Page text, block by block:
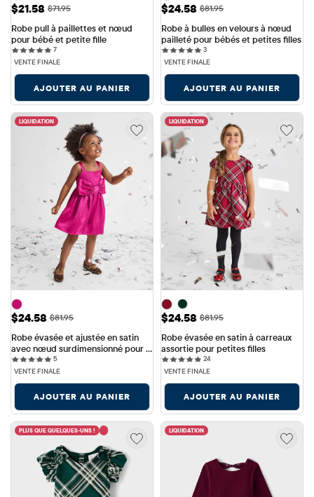
Prix ​​de vente: $21.58
$21.58 Prix ​​d'origine: $71.95
$71.95
Robe pull à paillettes et nœud
pour bébé et petite fille
77 reviews
VENTE FINALE
AJOUTER AU PANIER
Prix ​​de vente: $24.58
$24.58 Prix ​​d'origine: $81.95
$81.95
Robe à bulles en velours à nœud
pailleté pour bébés et petites filles
33 reviews
VENTE FINALE
AJOUTER AU PANIER
LIQUIDATION
Prix ​​de vente: $24.58
$24.58 Prix ​​d'origine: $81.95
$81.95
Robe évasée et ajustée en satin
avec nœud surdimensionné pour
bébé et petite fille
55 reviews
VENTE FINALE
AJOUTER AU PANIER
LIQUIDATION
Prix ​​de vente: $24.58
$24.58 Prix ​​d'origine: $81.95
$81.95
Robe évasée en satin à carreaux
assortie pour petites filles
2424 reviews
VENTE FINALE
AJOUTER AU PANIER
PLUS QUE QUELQUES-UNS ! LIQUIDATION